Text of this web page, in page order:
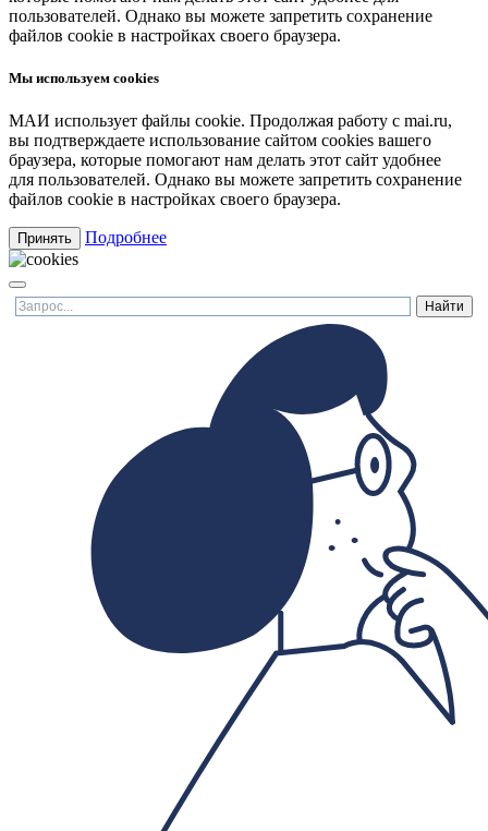
пользователей. Однако вы можете запретить сохранение
файлов cookie в настройках своего браузера.
Мы используем cookies
МАИ использует файлы cookie. Продолжая работу с mai.ru,
вы подтверждаете использование сайтом cookies вашего
браузера, которые помогают нам делать этот сайт удобнее
для пользователей. Однако вы можете запретить сохранение
файлов cookie в настройках своего браузера.
Принять Подробнее